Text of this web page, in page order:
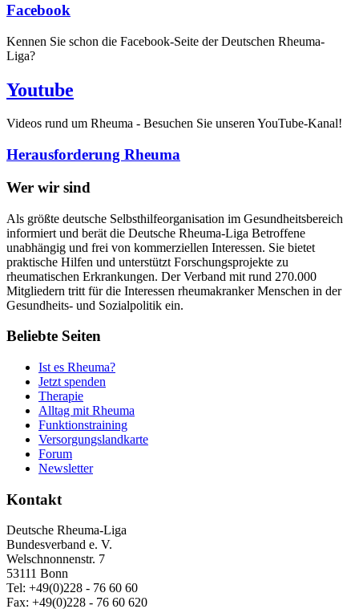
Facebook
Kennen Sie schon die Facebook-Seite der Deutschen Rheuma-
Liga?
Youtube
Videos rund um Rheuma - Besuchen Sie unseren YouTube-Kanal!
Herausforderung Rheuma
Wer wir sind
Als größte deutsche Selbsthilfeorganisation im Gesundheitsbereich
informiert und berät die Deutsche Rheuma-Liga Betroffene
unabhängig und frei von kommerziellen Interessen. Sie bietet
praktische Hilfen und unterstützt Forschungsprojekte zu
rheumatischen Erkrankungen. Der Verband mit rund 270.000
Mitgliedern tritt für die Interessen rheumakranker Menschen in der
Gesundheits- und Sozialpolitik ein.
Beliebte Seiten
Ist es Rheuma?
Jetzt spenden
Therapie
Alltag mit Rheuma
Funktionstraining
Versorgungslandkarte
Forum
Newsletter
Kontakt
Deutsche Rheuma-Liga
Bundesverband e. V.
Welschnonnenstr. 7
53111 Bonn
Tel: +49(0)228 - 76 60 60
Fax: +49(0)228 - 76 60 620